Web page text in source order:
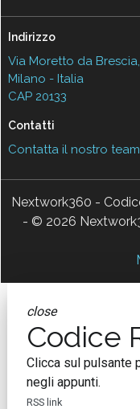
Indirizzo
Via Moretto da
Milano - Italia
CAP 20133
Contatti
Contatta il nostro
Nextwork360 -
- © 2026
close
Codice
Clicca sul pulsante
negli appunti.
RSS link